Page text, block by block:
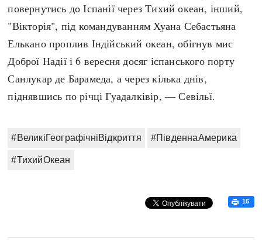
повернутись до Іспанії через Тихий океан, інший,
"Вікторія", під командуванням Хуана Себастьяна
Елькано проплив Індійський океан, обігнув мис
Доброї Надії і 6 вересня досяг іспанського порту
Санлукар де Барамеда, а через кілька днів,
піднявшись по річці Гуадалківір, — Севільї.
#ВеликіГеографічніВідкриття #ПівденнаАмерика
#ТихийОкеан
16